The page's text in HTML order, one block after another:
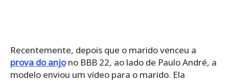
Recentemente, depois que o marido venceu a
prova do anjono BBB 22, ao lado de Paulo André, a
modelo enviou um vídeo para o marido. Ela